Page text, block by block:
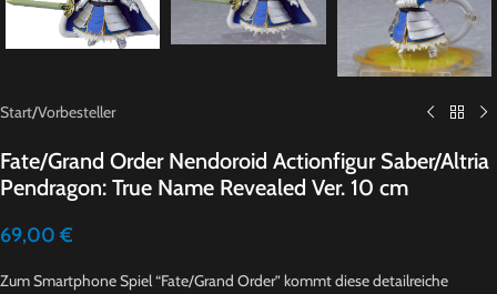
Start/Vorbesteller
Fate/Grand Order Nendoroid Actionfigur Saber/Altria
Pendragon: True Name Revealed Ver. 10 cm
69,00 €
Zum Smartphone Spiel “Fate/Grand Order” kommt diese detailreiche